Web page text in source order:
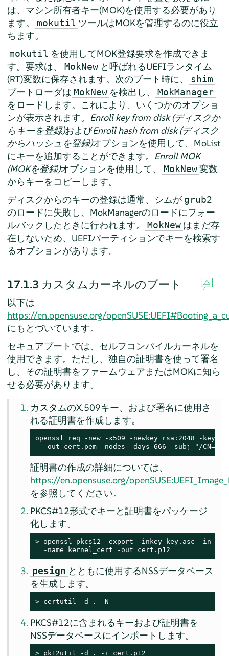
は、マシン所有者キー(MOK)を使用する必要があり
ます。
mokutil ツールはMOKを管理するのに役立
ちます。
mokutil を使用してMOK登録要求を作成できま
す。要求は、
MokNew と呼ばれるUEFIランタイム
(RT)変数に保存されます。次のブート時に、
shim
ブートローダは MokNew を検出し、 MokManager
をロードします。これにより、いくつかのオプショ
ンが表示されます。
Enroll key from disk (ディスクか
らキーを登録)およびEnroll hash from disk (ディスク
からハッシュを登録)オプションを使用して、MoList
にキーを追加することができます。
Enroll MOK
(MOKを登録)オプションを使用して、 MokNew 変数
からキーをコピーします。
ディスクからのキーの登録は通常、シムが grub2
のロードに失敗し、MokManagerのロードにフォー
ルバックしたときに行われます。
MokNew はまだ存
在しないため、UEFIパーティションでキーを検索す
るオプションがあります。
17.1.3 カスタムカーネルのブート
以下は
https://en.opensuse.org/
にもとづいています。
セキュアブートでは、セルフコンパイルカーネルを
使用できます。ただし、独自の証明書を使って署名
し、その証明書をファームウェアまたはMOKに知ら
せる必要があります。
カスタムのX.509キー、および署名に使用さ
れる証明書を作成します。
openssl req -new -x509 -newkey rsa:2048 -
-out cert.pem -nodes -days 666 -subj "/
証明書の作成の詳細については、
https://en.opensuse.org/
を参照してください。
PKCS#12形式でキーと証明書をパッケージ
化します。
> openssl pkcs12 -export -inkey key.asc -in
  -name kernel_cert -out cert.p12
pesign とともに使用するNSSデータベース
を生成します。
> certutil -d . -N
PKCS#12に含まれるキーおよび証明書を
NSSデータベースにインポートします。
> pk12util -d . -i cert.p12